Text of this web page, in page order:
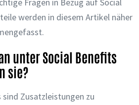
werden in diesem Artikel näher
unter Social Benefits
sie?
Zusatzleistungen zu